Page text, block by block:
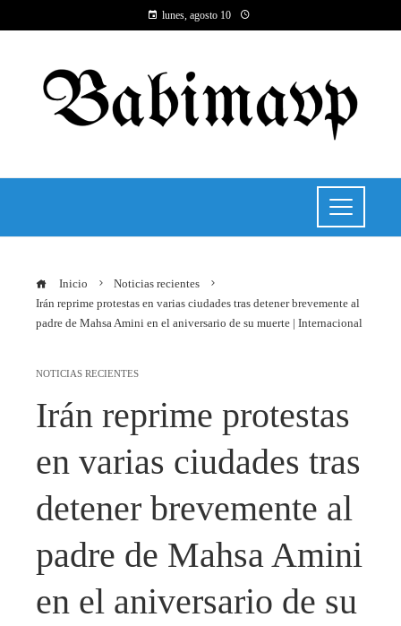
lunes, agosto 10
Inicio
Noticias recientes
Irán reprime protestas en varias ciudades tras detener brevemente al
padre de Mahsa Amini en el aniversario de su muerte | Internacional
NOTICIAS RECIENTES
Irán reprime protestas
en varias ciudades tras
detener brevemente al
padre de Mahsa Amini
en el aniversario de su